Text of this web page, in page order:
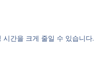
간을 크게 줄일 수 있습니다.